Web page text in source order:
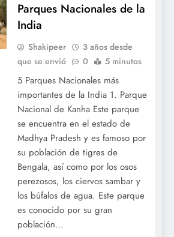
Parques Nacionales de la
India
Shakipeer
3 años desde
que se envió
0 5 minutos
5 Parques Nacionales más
importantes de la India 1. Parque
Nacional de Kanha Este parque
se encuentra en el estado de
Madhya Pradesh y es famoso por
su población de tigres de
Bengala, así como por los osos
perezosos, los ciervos sambar y
los búfalos de agua. Este parque
es conocido por su gran
población…